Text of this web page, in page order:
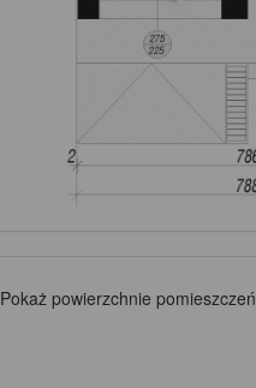
Pokaż powierzchnie pomieszczeń